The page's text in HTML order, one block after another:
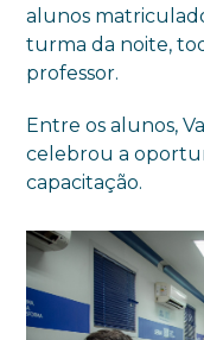
alunos
turma da noite,
professor.
Entre os alunos,
celebrou a
capacitação.